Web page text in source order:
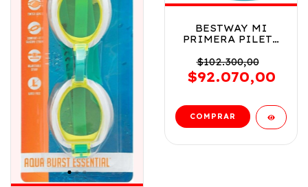
BESTWAY MI
PRIMERA PILETA
6495 - 56283
$102.300,00
$92.070,00